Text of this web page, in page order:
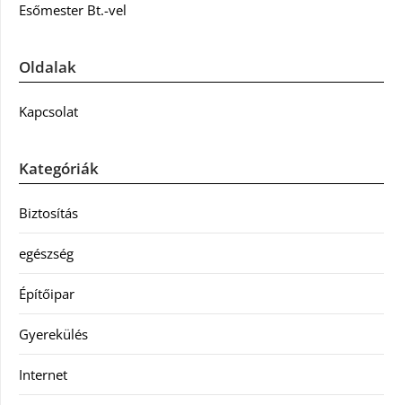
Esőmester Bt.-vel
Oldalak
Kapcsolat
Kategóriák
Biztosítás
egészség
Építőipar
Gyerekülés
Internet